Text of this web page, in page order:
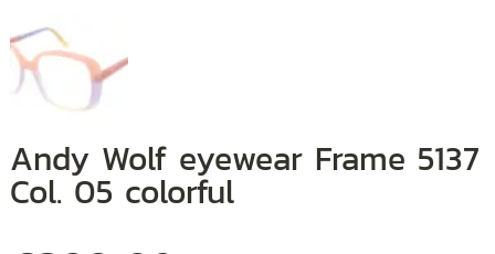
Andy Wolf eyewear Frame 5137
Col. 05 colorful
+
+